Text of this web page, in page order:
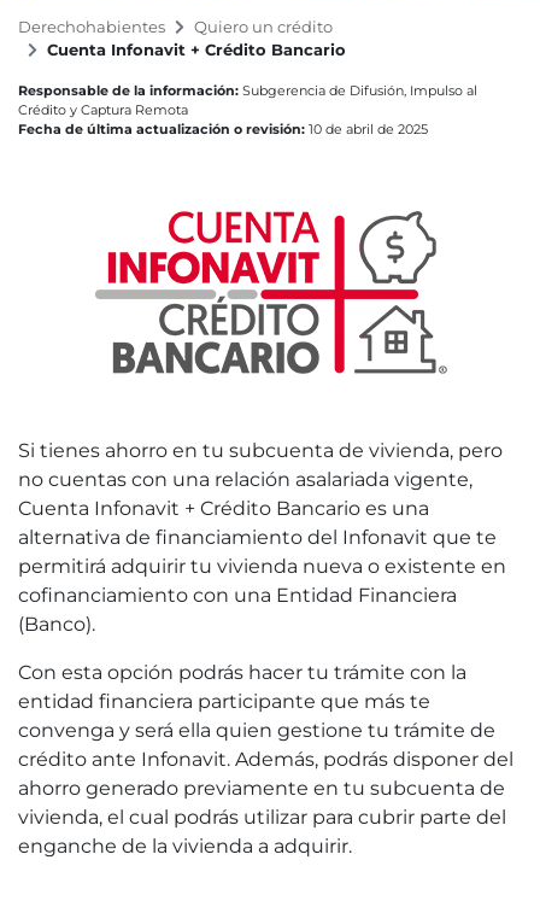
Derechohabientes
Quiero un crédito
Cuenta Infonavit + Crédito Bancario
Responsable de la información: Subgerencia de Difusión, Impulso al
Crédito y Captura Remota
Fecha de última actualización o revisión: 10 de abril de 2025
Si tienes ahorro en tu subcuenta de vivienda, pero
no cuentas con una relación asalariada vigente,
Cuenta Infonavit + Crédito Bancario es una
alternativa de financiamiento del Infonavit que te
permitirá adquirir tu vivienda nueva o existente en
cofinanciamiento con una Entidad Financiera
(Banco).
Con esta opción podrás hacer tu trámite con la
entidad financiera participante que más te
convenga y será ella quien gestione tu trámite de
crédito ante Infonavit. Además, podrás disponer del
ahorro generado previamente en tu subcuenta de
vivienda, el cual podrás utilizar para cubrir parte del
enganche de la vivienda a adquirir.